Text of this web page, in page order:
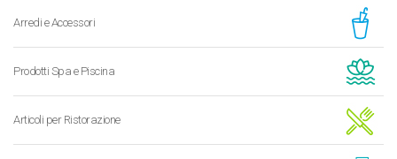
Arredi e Accessori
Prodotti Spa e Piscina
Articoli per Ristorazione